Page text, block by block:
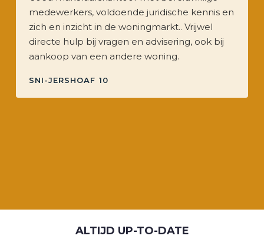
SNI-JERSHOAF 10
medewerkers, voldoende juridische kennis en
zich en inzicht in de woningmarkt.. Vrijwel
directe hulp bij vragen en advisering, ook bij
aankoop van een andere woning.
ALTIJD UP-TO-DATE